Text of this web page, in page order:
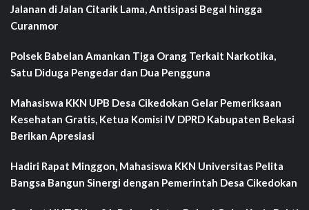
Jalanan di Jalan Citarik Lama, Antisipasi Begal hingga
Curanmor
Polsek Babelan Amankan Tiga Orang Terkait Narkotika,
Satu Diduga Pengedar dan Dua Pengguna
Mahasiswa KKN UPB Desa Cikedokan Gelar Pemeriksaan
Kesehatan Gratis, Ketua Komisi IV DPRD Kabupaten Bekasi
Berikan Apresiasi
Hadiri Rapat Minggon, Mahasiswa KKN Universitas Pelita
Bangsa Bangun Sinergi dengan Pemerintah Desa Cikedokan